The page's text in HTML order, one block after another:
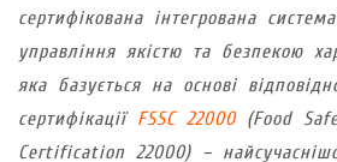
сертифікована інтегрована
управління якістю та безпекою
яка базується на основі
сертифікації FSSC 22000(Food
Certification 22000) –